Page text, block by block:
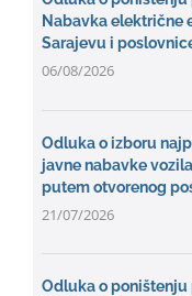
Nabavka električne
Sarajevu i
06/08/2026
Odluka o izboru
javne nabavke
putem otvorenog
21/07/2026
Odluka o